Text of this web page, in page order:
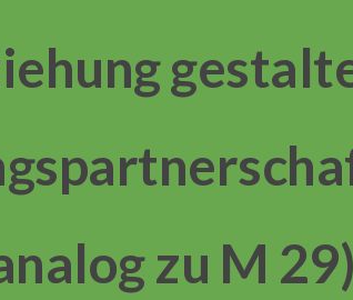
zu M 29)